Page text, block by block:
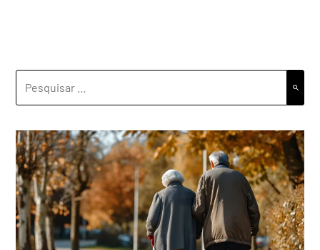
POR: